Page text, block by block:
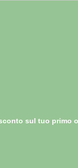
sul tuo primo